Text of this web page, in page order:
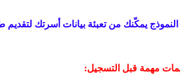
النموذج يمكّنك من تعبئة بيانات أسرتك
مهمة قبل التسجيل: